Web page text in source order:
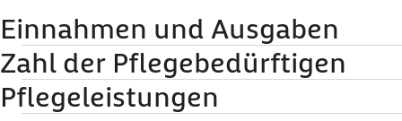
Einnahmen und Ausgaben
Die Leistungsausgaben der sozialen Pflegeversicherung sind
2,71 Milliarden Euro von 35,54 auf 38,25 Milliarden Euro
nur Ausgabensteigerungen durch die jüngsten
Zahl der Pflegebedürftigen
Die Pflegestatistik dokumentiert seit Inkrafttreten der
Zunahme der Zahl der Pflegebedürftigen. Bundesweit stieg
Pflegeleistungen